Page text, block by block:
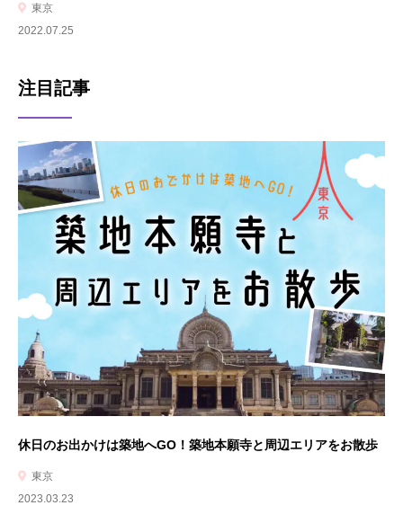
東京
2022.07.25
注目記事
休日のお出かけは築地へGO！築地本願寺と周辺エリアをお散歩
東京
2023.03.23